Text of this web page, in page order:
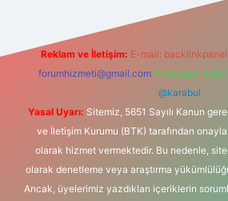
Reklam ve İletişim: E-mail:
forumhizmeti@gmail.com Whatsapp:
@karabul
Yasal Uyarı: Sitemiz, 5651 Sayılı Kanun
ve İletişim Kurumu (BTK) tarafından
olarak hizmet vermektedir. Bu nedenle,
olarak denetleme veya araştırma
Ancak, üyelerimiz yazdıkları içeriklerin